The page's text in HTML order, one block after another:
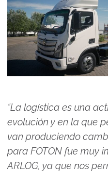
“La logística es una
evolución y en la que
van produciendo
para FOTON fue muy
ARLOG, ya que nos